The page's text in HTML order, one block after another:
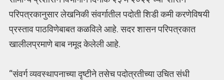
परिपत्रकानुसार लेखनिकी संवर्गातील पदोती शिडी कमी करणेविषयी
प्रस्ताव पाठविणेबाबत कळविले आहे. सदर शासन परिपत्रकात
खालीलप्रमाणे बाब नमूद केलेली आहे.
“संवर्ग व्यवस्थापनाच्या दृष्टीने तसेच पदोत्रतीच्या उचित संधी